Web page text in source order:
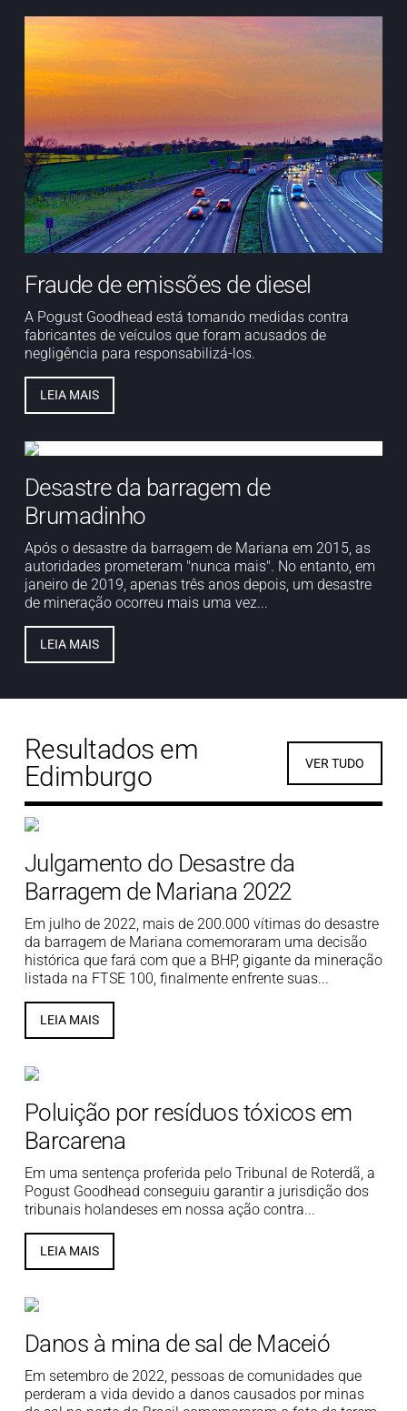
Fraude de emissões de diesel
A Pogust Goodhead está tomando medidas contra
fabricantes de veículos que foram acusados de
negligência para responsabilizá-los.
LEIA MAIS
Desastre da barragem de
Brumadinho
Após o desastre da barragem de Mariana em 2015, as
autoridades prometeram "nunca mais". No entanto, em
janeiro de 2019, apenas três anos depois, um desastre
de mineração ocorreu mais uma vez...
LEIA MAIS
Resultados em
Edimburgo
VER TUDO
Julgamento do Desastre da
Barragem de Mariana 2022
Em julho de 2022, mais de 200.000 vítimas do desastre
da barragem de Mariana comemoraram uma decisão
histórica que fará com que a BHP, gigante da mineração
listada na FTSE 100, finalmente enfrente suas...
LEIA MAIS
Poluição por resíduos tóxicos em
Barcarena
Em uma sentença proferida pelo Tribunal de Roterdã, a
Pogust Goodhead conseguiu garantir a jurisdição dos
tribunais holandeses em nossa ação contra...
LEIA MAIS
Danos à mina de sal de Maceió
Em setembro de 2022, pessoas de comunidades que
perderam a vida devido a danos causados por minas